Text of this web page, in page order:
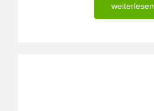
weiterlesen